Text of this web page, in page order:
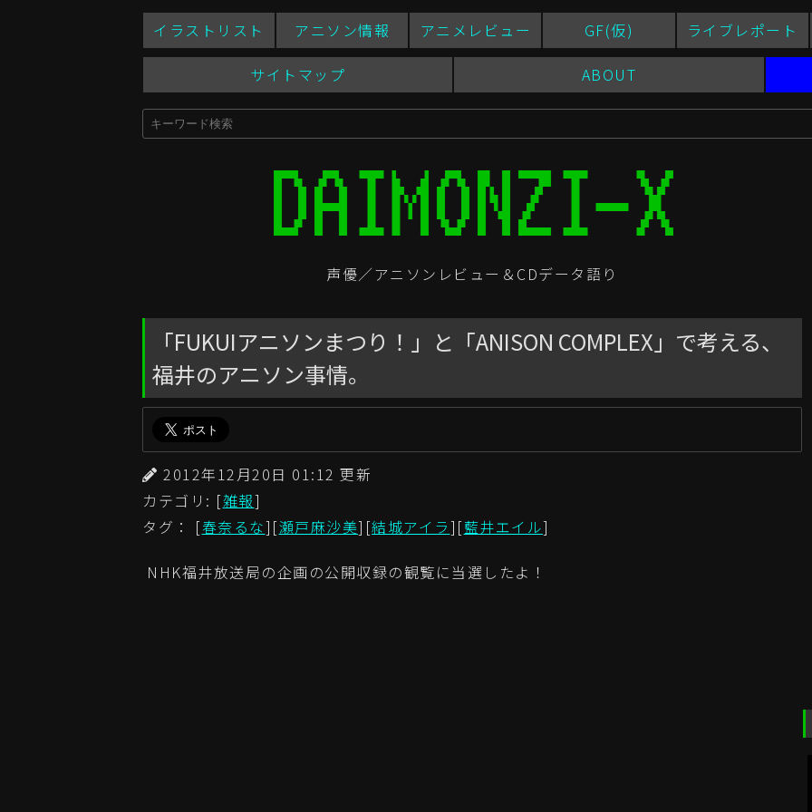
イラストリスト アニソン情報 アニメレビュー GF(仮) ライブレポート
サイトマップ ABOUT
声優／アニソンレビュー＆CDデータ語り
「FUKUIアニソンまつり！」と「ANISON COMPLEX」で考える、
福井のアニソン事情。
2012年12月20日 01:12 更新
カテゴリ: [雑報]
タグ： [春奈るな][瀬戸麻沙美][結城アイラ][藍井エイル]
NHK福井放送局の企画の公開収録の観覧に当選したよ！